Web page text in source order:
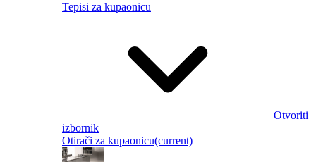
Tepisi za kupaonicu
Otvoriti
izbornik
Otirači za kupaonicu(current)